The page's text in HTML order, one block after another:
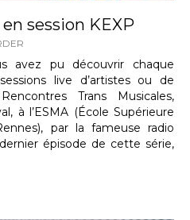
session KEXP
avez pu découvrir chaque
live d’artistes ou de
Trans Musicales,
à l’ESMA (École Supérieure
par la fameuse radio
épisode de cette série,